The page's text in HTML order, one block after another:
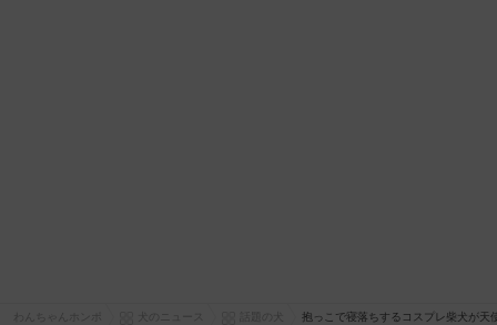
抱っこで寝落ちするコスプレ柴犬が天